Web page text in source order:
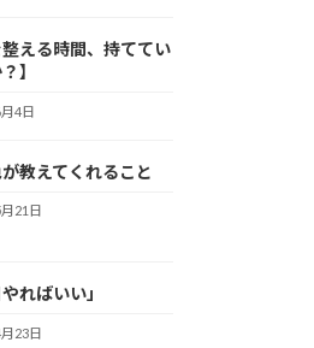
整える時間、持ててい
】
4日
教えてくれること
21日
やればいい」
23日